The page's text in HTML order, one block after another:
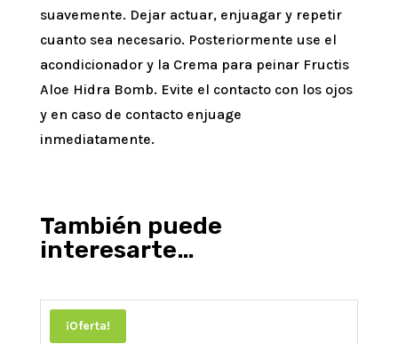
suavemente. Dejar actuar, enjuagar y repetir
cuanto sea necesario. Posteriormente use el
acondicionador y la Crema para peinar Fructis
Aloe Hidra Bomb. Evite el contacto con los ojos
y en caso de contacto enjuage
inmediatamente.
También puede
interesarte…
¡Oferta!